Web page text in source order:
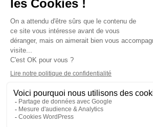
Contactez-nous-Mentions légales-
confidentialité-Gestion des cookies